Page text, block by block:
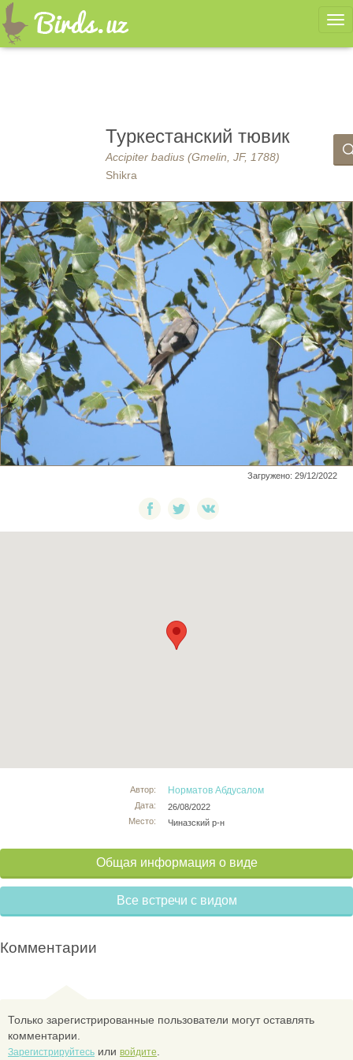
Туркестанский тювик
Accipiter badius (Gmelin, JF, 1788)
Shikra
Загружено: 29/12/2022
Автор:
Дата:
Место:
Норматов Абдусалом
26/08/2022
Чиназский р-н
Общая информация о виде
Все встречи с видом
Комментарии
Только зарегистрированные пользователи могут оставлять
комментарии.
Зарегистрируйтесь или войдите